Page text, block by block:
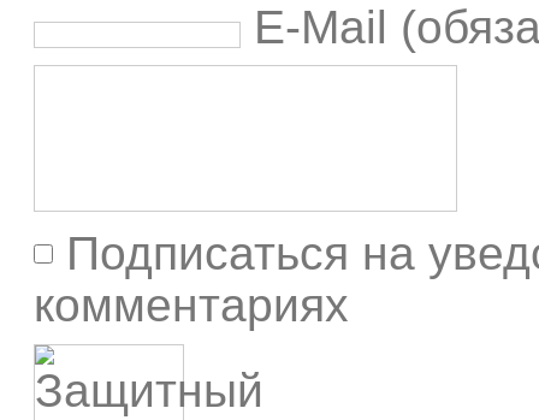
E-Mail
Подписаться на
комментариях